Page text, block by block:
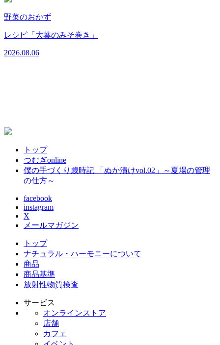
野菜のおかず
レシピ「大葉のみそ巻き」
2026.08.06
トップ
つむぎonline
僕の手づくり歳時記 「ぬか漬けvol.02」～夏場の管理
の仕方～
facebook
instagram
X
メールマガジン
トップ
ナチュラル・ハーモニーについて
商品
商品基準
放射性物質検査
サービス
オンラインストア
店舗
カフェ